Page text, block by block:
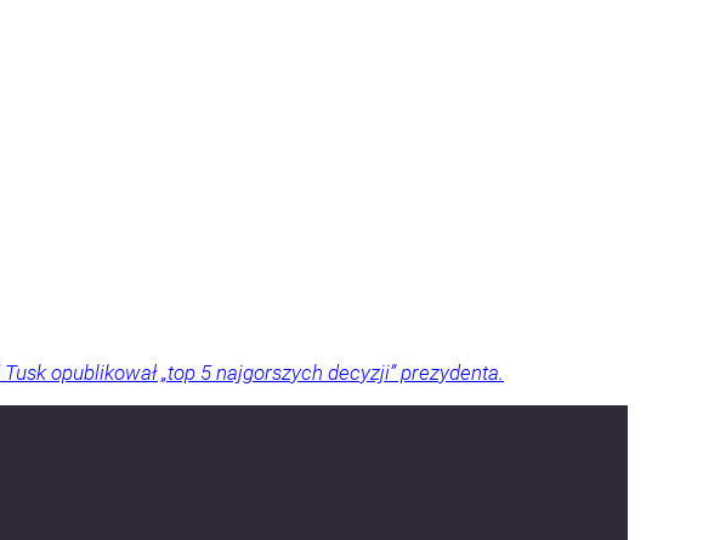
opublikował „top 5 najgorszych decyzji” prezydenta.